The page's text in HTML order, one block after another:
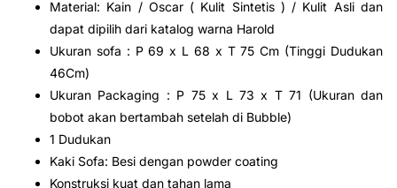
Material: Kain / Oscar ( Kulit Sintetis ) / Kulit Asli dan
dapat dipilih dari katalog warna Harold
Ukuran sofa : P 69 x L 68 x T 75 Cm (Tinggi Dudukan
46Cm)
Ukuran Packaging : P 75 x L 73 x T 71 (Ukuran dan
bobot akan bertambah setelah di Bubble)
1 Dudukan
Kaki Sofa: Besi dengan powder coating
Konstruksi kuat dan tahan lama